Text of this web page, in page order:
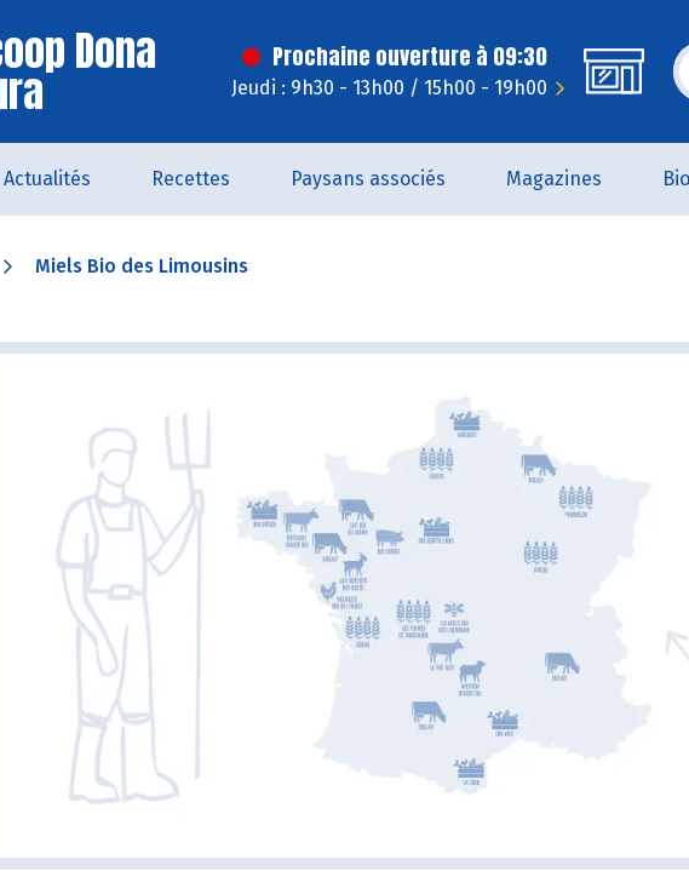
Dona Prochaine ouverture à 09:30
Jeudi : 9h30 - 13h00 / 15h00 - 19h00
Actualités Recettes Paysans associés Magazines
Miels Bio des Limousins